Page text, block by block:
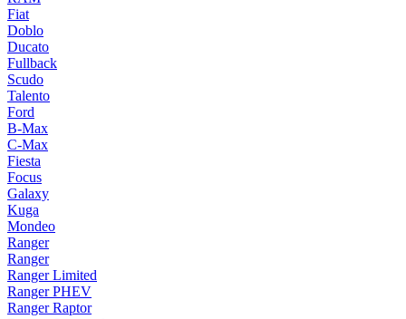
Fiat
Doblo
Ducato
Fullback
Scudo
Talento
Ford
B-Max
C-Max
Fiesta
Focus
Galaxy
Kuga
Mondeo
Ranger
Ranger
Ranger Limited
Ranger PHEV
Ranger Raptor